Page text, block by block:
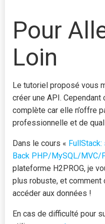
Pour
Loin
Le tutoriel proposé vous
créer une API. Cependant
complète car elle n’offre
professionnelle et de
Dans le cours « FullStack:
Back PHP/MySQL/MVC/
plateforme H2PROG, je
plus robuste, et comment
accéder aux données !
En cas de difficulté pour